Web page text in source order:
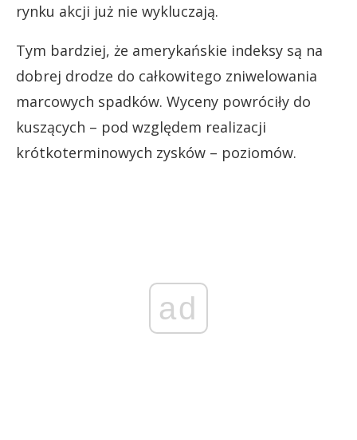
rynku akcji już nie wykluczają.
Tym bardziej, że amerykańskie indeksy są na
dobrej drodze do całkowitego zniwelowania
marcowych spadków. Wyceny powróciły do
kuszących – pod względem realizacji
krótkoterminowych zysków – poziomów.
ad